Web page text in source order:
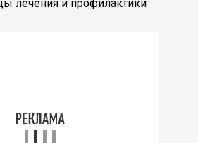
лечения и профилактики